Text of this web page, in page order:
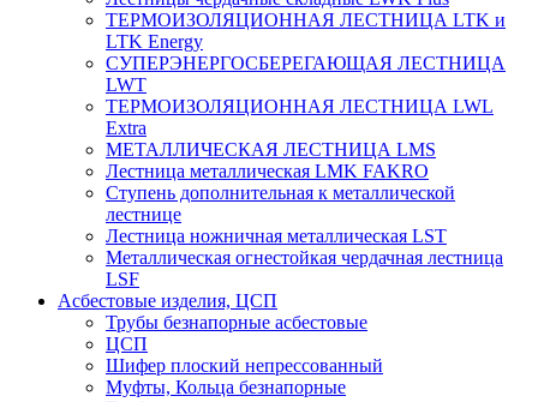
ТЕРМОИЗОЛЯЦИОННАЯ ЛЕСТНИЦА LTK и
LTK Energy
СУПЕРЭНЕРГОСБЕРЕГАЮЩАЯ ЛЕСТНИЦА
LWT
ТЕРМОИЗОЛЯЦИОННАЯ ЛЕСТНИЦА LWL
Extra
МЕТАЛЛИЧЕСКАЯ ЛЕСТНИЦА LMS
Лестница металлическая LMK FAKRO
Ступень дополнительная к металлической
лестнице
Лестница ножничная металлическая LST
Металлическая огнестойкая чердачная лестница
LSF
Асбестовые изделия, ЦСП
Трубы безнапорные асбестовые
ЦСП
Шифер плоский непрессованный
Муфты, Кольца безнапорные